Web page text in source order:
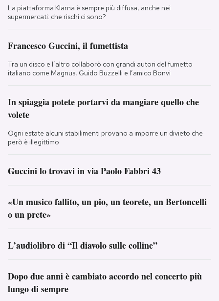
La piattaforma Klarna è sempre più diffusa, anche nei
supermercati: che rischi ci sono?
Francesco Guccini, il fumettista
Tra un disco e l’altro collaborò con grandi autori del fumetto
italiano come Magnus, Guido Buzzelli e l’amico Bonvi
In spiaggia potete portarvi da mangiare quello che
volete
Ogni estate alcuni stabilimenti provano a imporre un divieto che
però è illegittimo
Guccini lo trovavi in via Paolo Fabbri 43
«Un musico fallito, un pio, un teorete, un Bertoncelli
o un prete»
L’audiolibro di “Il diavolo sulle colline”
Dopo due anni è cambiato accordo nel concerto più
lungo di sempre